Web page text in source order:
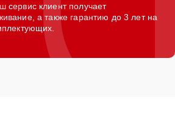
клиент получает
а также гарантию до 3 лет на